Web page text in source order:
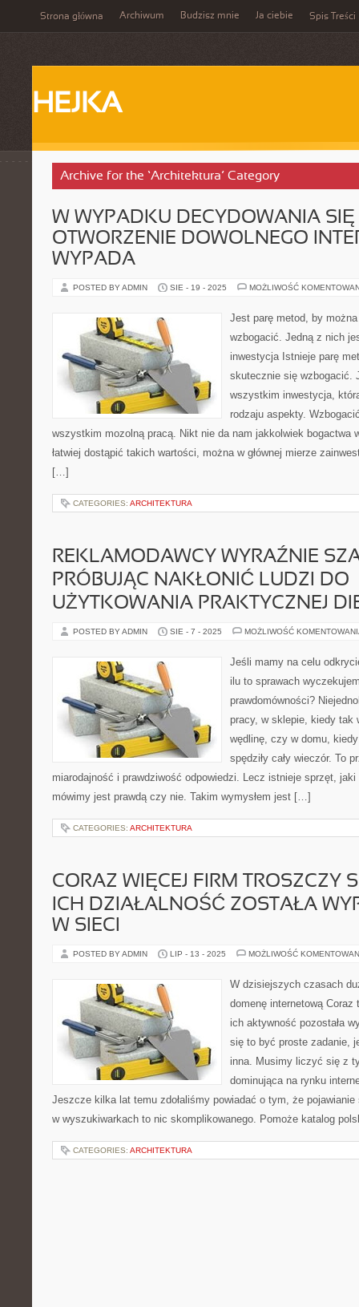
Strona główna Archiwum Budzisz mnie Ja ciebie Spis Treści
HEJKA
Archive for the ‘Architektura’ Category
W WYPADKU DECYDOWANIA
OTWORZENIE DOWOLNEGO
WYPADA
POSTED BY ADMIN SIE - 19 - 2025 MOŻLIWOŚĆ
Jest parę metod, by
wzbogacić. Jedną z nich
inwestycja Istnieje parę
skutecznie się wzbogacić.
wszystkim inwestycja,
rodzaju aspekty.
wszystkim mozolną pracą. Nikt nie da nam jakkolwiek bogactwa
łatwiej dostąpić takich wartości, można w głównej mierze
[…]
CATEGORIES: ARCHITEKTURA
REKLAMODAWCY WYRAŹNIE
PRÓBUJĄC NAKŁONIĆ LUDZI DO
UŻYTKOWANIA PRAKTYCZNEJ
POSTED BY ADMIN SIE - 7 - 2025 MOŻLIWOŚĆ
Jeśli mamy na celu
ilu to sprawach
prawdomówności?
pracy, w sklepie, kiedy tak
wędlinę, czy w domu,
spędziły cały wieczór. To
miarodajność i prawdziwość odpowiedzi. Lecz istnieje sprzęt,
mówimy jest prawdą czy nie. Takim wymysłem jest […]
CATEGORIES: ARCHITEKTURA
CORAZ WIĘCEJ FIRM TROSZCZY
ICH DZIAŁALNOŚĆ ZOSTAŁA
W SIECI
POSTED BY ADMIN LIP - 13 - 2025 MOŻLIWOŚĆ
W dzisiejszych czasach
domenę internetową
ich aktywność pozostała
się to być proste zadanie,
inna. Musimy liczyć się z
dominująca na rynku
Jeszcze kilka lat temu zdołaliśmy powiadać o tym, że
w wyszukiwarkach to nic skomplikowanego. Pomoże katalog
CATEGORIES: ARCHITEKTURA